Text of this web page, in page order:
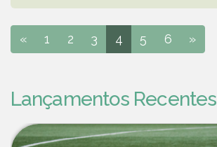
« 1 2 3 4 5 6 »
Lançamentos Recentes